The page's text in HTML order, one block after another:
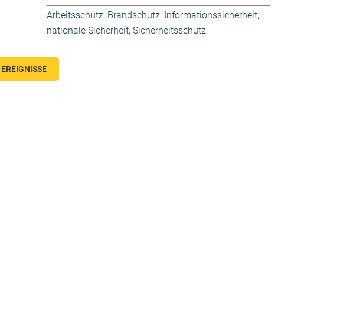
Arbeitsschutz, Brandschutz, Informationssicherheit,
nationale Sicherheit, Sicherheitsschutz